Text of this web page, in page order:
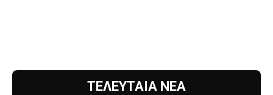
ΤΕΛΕΥΤΑΙΑ ΝΕΑ